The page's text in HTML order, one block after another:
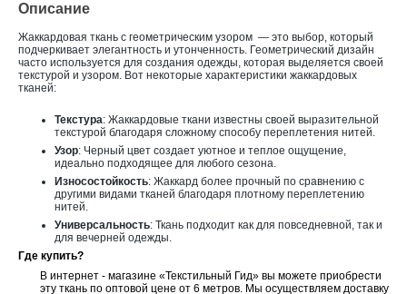
Описание
Жаккардовая ткань с геометрическим узором — это выбор, который
подчеркивает элегантность и утонченность. Геометрический дизайн
часто используется для создания одежды, которая выделяется своей
текстурой и узором. Вот некоторые характеристики жаккардовых
тканей:
Текстура: Жаккардовые ткани известны своей выразительной
текстурой благодаря сложному способу переплетения нитей.
Узор: Черный цвет создает уютное и теплое ощущение,
идеально подходящее для любого сезона.
Износостойкость: Жаккард более прочный по сравнению с
другими видами тканей благодаря плотному переплетению
нитей.
Универсальность: Ткань подходит как для повседневной, так и
для вечерней одежды.
Где купить?
В интернет - магазине «Текстильный Гид» вы можете приобрести
эту ткань по оптовой цене от 6 метров. Мы осуществляем доставку